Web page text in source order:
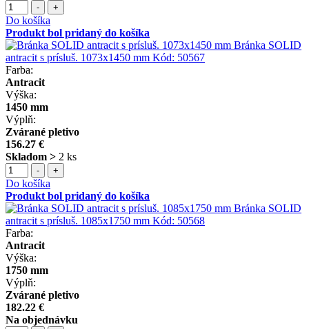
- +
Do košíka
Produkt bol pridaný do košíka
Bránka SOLID
antracit s prísluš. 1073x1450 mm Kód: 50567
Farba:
Antracit
Výška:
1450 mm
Výplň:
Zvárané pletivo
156.27 €
Skladom > 2 ks
- +
Do košíka
Produkt bol pridaný do košíka
Bránka SOLID
antracit s prísluš. 1085x1750 mm Kód: 50568
Farba:
Antracit
Výška:
1750 mm
Výplň:
Zvárané pletivo
182.22 €
Na objednávku